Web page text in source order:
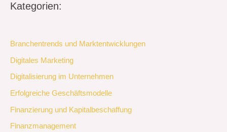
Kategorien:
Branchentrends und Marktentwicklungen
Digitales Marketing
Digitalisierung im Unternehmen
Erfolgreiche Geschäftsmodelle
Finanzierung und Kapitalbeschaffung
Finanzmanagement